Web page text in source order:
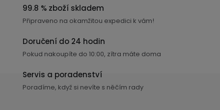
c
í
r
y
99.8 % zboží skladem
Připraveno na okamžitou expedici k vám!
Doručení do 24 hodin
Pokud nakoupíte do 10:00, zítra máte doma
Servis a poradenství
Poradíme, když si nevíte s něčím rady